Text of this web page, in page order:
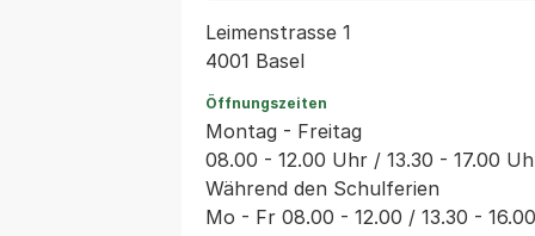
Leimenstrasse 1
4001 Basel
Öffnungszeiten
Montag - Freitag
08.00 - 12.00 Uhr / 13.30 - 17.00
Während den Schulferien
Mo - Fr 08.00 - 12.00 / 13.30 -